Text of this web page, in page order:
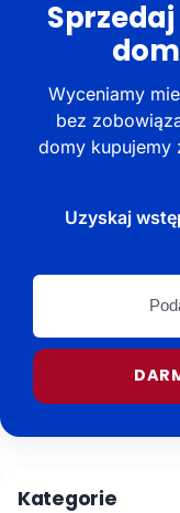
Wyceniamy
bez
domy kupujemy
Uzyskaj
Podaj
miasta
Kategorie